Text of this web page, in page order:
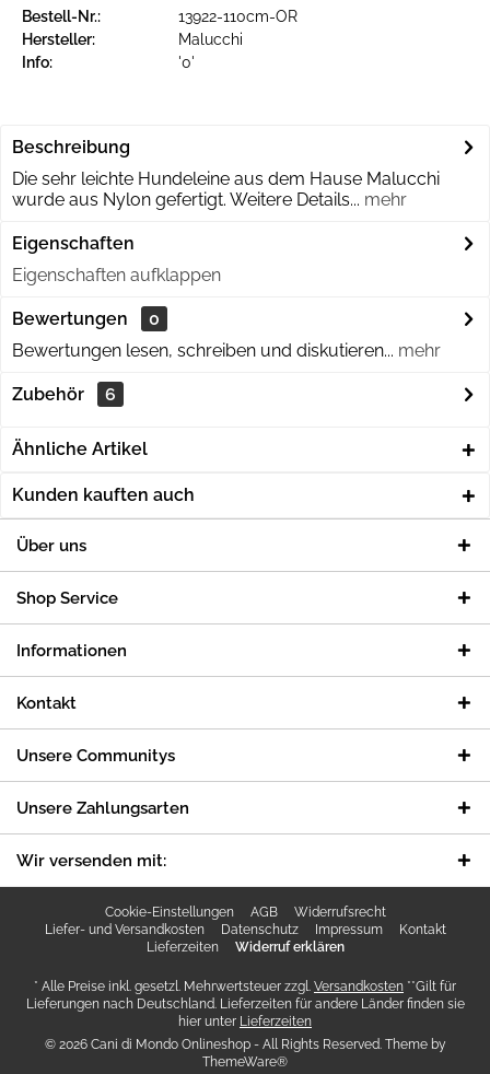
Bestell-Nr.:
13922-110cm-OR
Hersteller:
Malucchi
Info:
'0'
Beschreibung
Die sehr leichte Hundeleine aus dem Hause Malucchi
wurde aus Nylon gefertigt. Weitere Details... mehr
Eigenschaften
Eigenschaften aufklappen
Bewertungen
0
Bewertungen lesen, schreiben und diskutieren... mehr
Zubehör 6
Ähnliche Artikel
Kunden kauften auch
Über uns
Shop Service
Informationen
Kontakt
Unsere Communitys
Unsere Zahlungsarten
Wir versenden mit:
Cookie-Einstellungen AGB
Widerrufsrecht
Liefer- und Versandkosten
Datenschutz Impressum
Kontakt
Lieferzeiten
Widerruf erklären
* Alle Preise inkl. gesetzl. Mehrwertsteuer zzgl. Versandkosten **Gilt für
Lieferungen nach Deutschland. Lieferzeiten für andere Länder finden sie
hier unter Lieferzeiten
© 2026 Cani di Mondo Onlineshop - All Rights Reserved. Theme by
ThemeWare®